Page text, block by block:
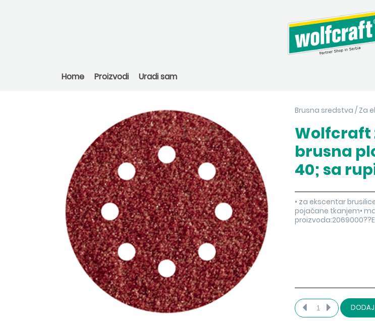
Home Proizvodi Uradi sam
Brusna sredstva / Za
Wolfcraft
brusna
40; sa
• za ekscentar
pojačane tkanjem•
DODAJ